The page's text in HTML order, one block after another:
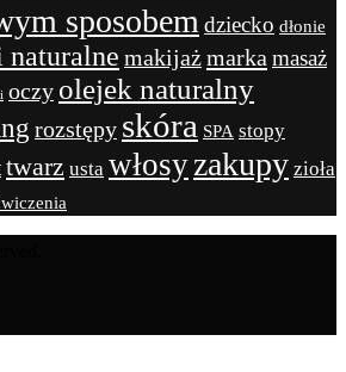
sposobem dziecko dłonie
naturalne makijażmarka masaż
oczy olejek naturalny
rozstępy skóra SPA stopy
twarz usta włosyzakupy zioła